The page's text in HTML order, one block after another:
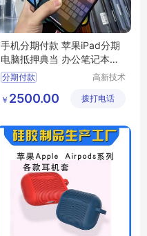
手机分期付款 苹果iPad分期
电脑抵押典当 办公笔记本短
租
分期付款
高新技术
区良驹电
￥ 2500.00 拨打电话